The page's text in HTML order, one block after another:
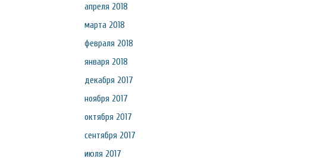
апреля 2018
марта 2018
февраля 2018
января 2018
декабря 2017
ноября 2017
октября 2017
сентября 2017
июля 2017